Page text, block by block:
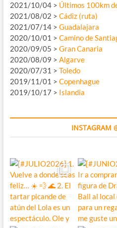
2021/10/04 > Últimos 100km
2021/08/02 > Cádiz (ruta)
2021/07/14 > Guadalajara
2020/10/01 > Camino de
2020/09/05 > Gran Canaria
2020/08/09 > Algarve
2020/07/31 > Toledo
2019/11/01 > Copenhague
2019/10/17 > Islandia
INSTAGRAM